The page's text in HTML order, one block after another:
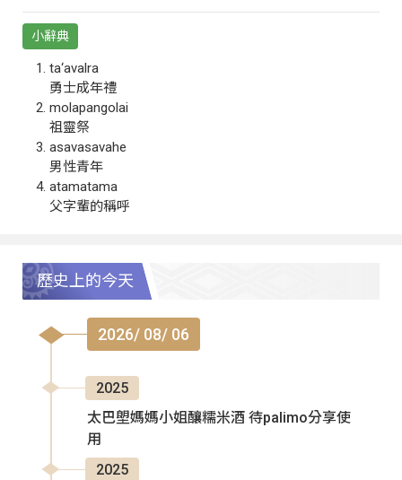
小辭典
ta‘avalra
勇士成年禮
molapangolai
祖靈祭
asavasavahe
男性青年
atamatama
父字輩的稱呼
歷史上的今天
2026/ 08/ 06
2025
太巴塱媽媽小姐釀糯米酒 待palimo分享使
用
2025